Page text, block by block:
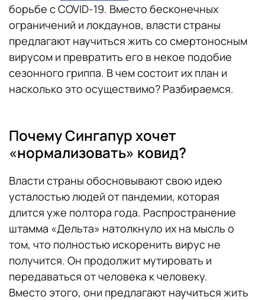
борьбе с COVID-19. Вместо бесконечных
ограничений и локдаунов, власти страны
предлагают научиться жить со смертоносным
вирусом и превратить его в некое подобие
сезонного гриппа. В чем состоит их план и
насколько это осуществимо? Разбираемся.
Почему Сингапур хочет
«нормализовать» ковид?
Власти страны обосновывают свою идею
усталостью людей от пандемии, которая
длится уже полтора года. Распространение
штамма «Дельта» натолкнуло их на мысль о
том, что полностью искоренить вирус не
получится. Он продолжит мутировать и
передаваться от человека к человеку.
Вместо этого, они предлагают научиться жить